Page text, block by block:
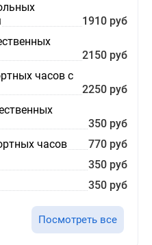
1910 руб
2150 руб
часов с
2250 руб
350 руб
часов
770 руб
350 руб
350 руб
Посмотреть все